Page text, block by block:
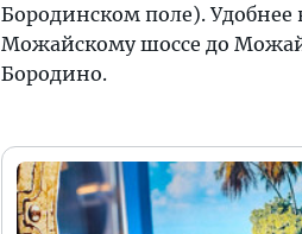
Бородинском поле). Удобнее
Moжaйcкoму шocce до
Бopoдинo.